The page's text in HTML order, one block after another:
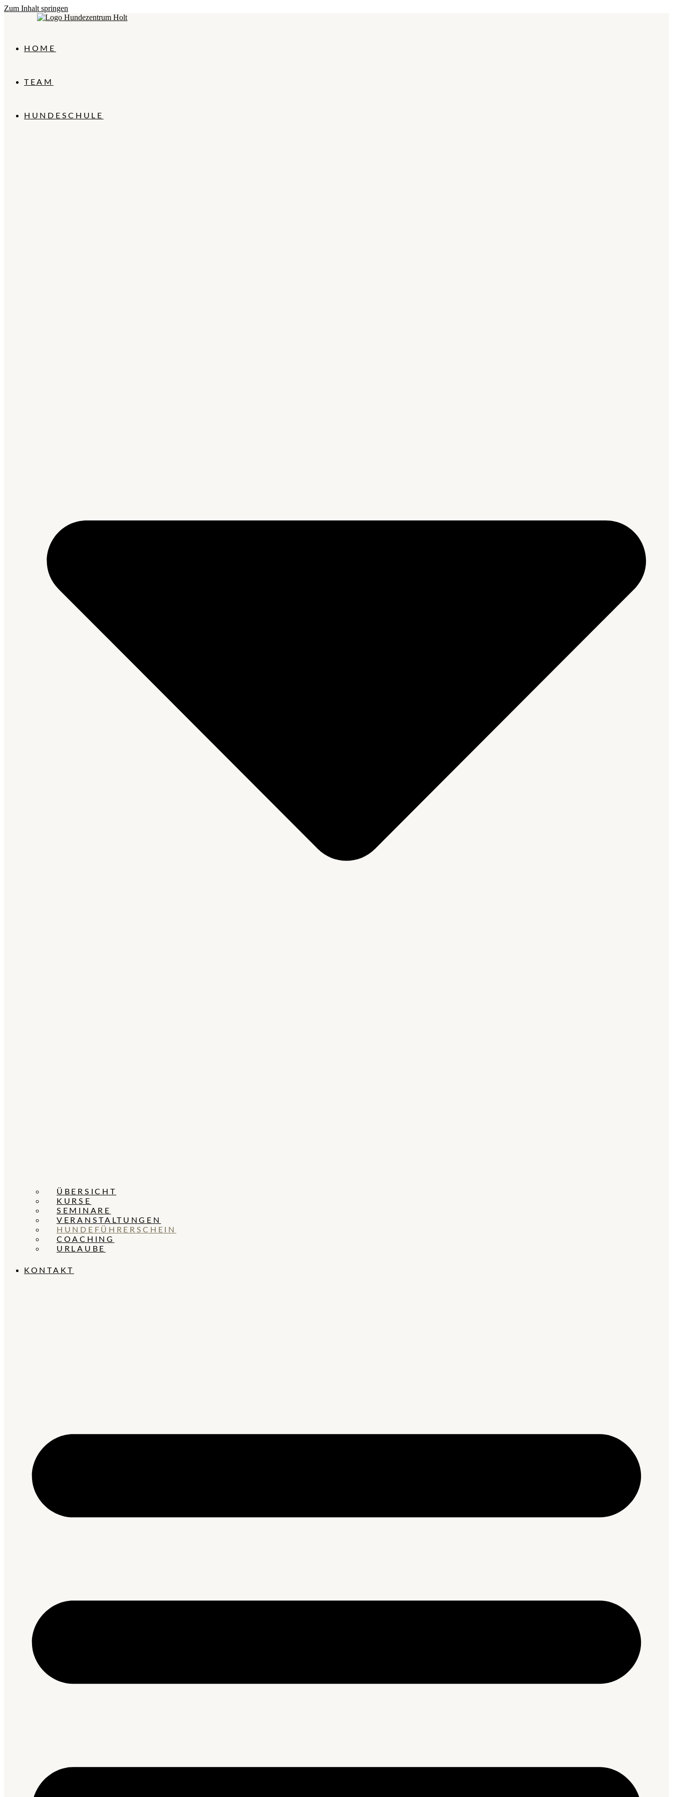
Zum Inhalt springen
HOME
TEAM
HUNDESCHULE
ÜBERSICHT
KURSE
SEMINARE
VERANSTALTUNGEN
HUNDEFÜHRERSCHEIN
COACHING
URLAUBE
KONTAKT